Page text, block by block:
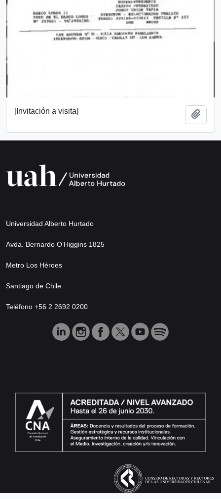
[Invitación a visita]
Universidad Alberto Hurtado
Avda. Bernardo O’Higgins 1825
Metro Los Héroes
Santiago de Chile
Teléfono +56 2 2692 0200